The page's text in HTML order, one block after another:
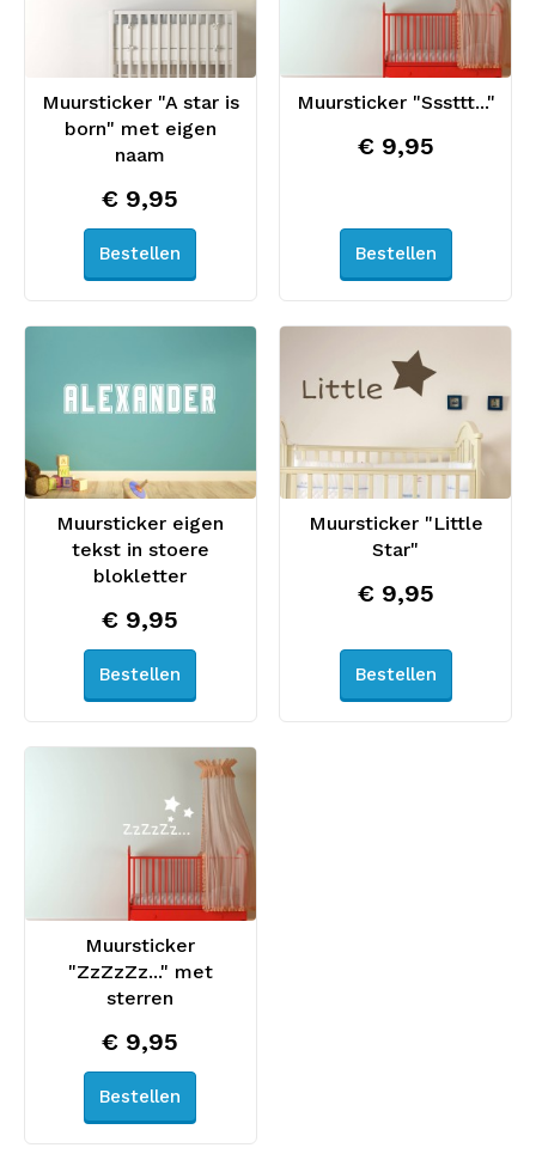
Muursticker "A star is
born" met eigen
naam
€ 9,95
Bestellen
Muursticker "Sssttt..."
€ 9,95
Bestellen
Muursticker eigen
tekst in stoere
blokletter
€ 9,95
Bestellen
Muursticker "Little
Star"
€ 9,95
Bestellen
Muursticker
"ZzZzZz..." met
sterren
€ 9,95
Bestellen